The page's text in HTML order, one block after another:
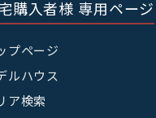
購入者様 専用ページ
プページ
ルハウス
ア検索